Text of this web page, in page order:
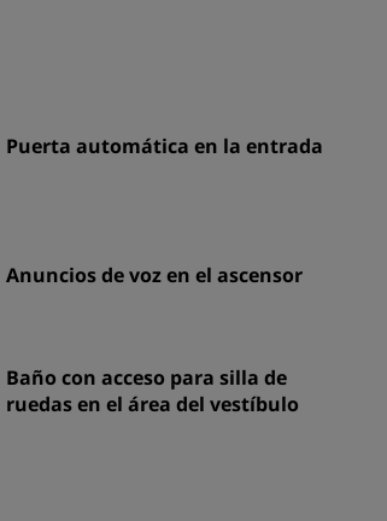
Puerta automática en la entrada
Anuncios de voz en el ascensor
Baño con acceso para silla de
ruedas en el área del vestíbulo